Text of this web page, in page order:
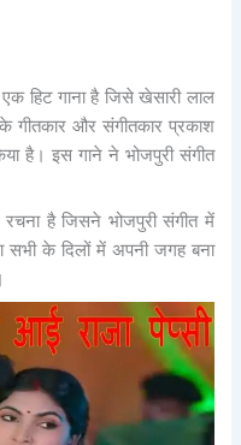
हिट गाना है जिसे खेसारी लाल
गीतकार और संगीतकार प्रकाश
है। इस गाने ने भोजपुरी संगीत
है जिसने भोजपुरी संगीत में
सभी के दिलों में अपनी जगह बना